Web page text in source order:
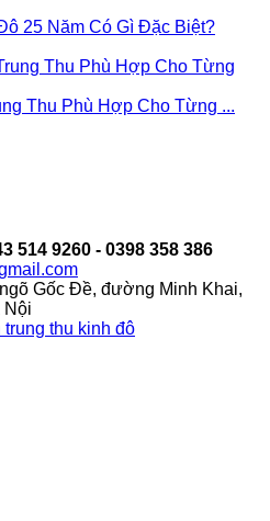
25 Năm Có Gì Đặc Biệt?
Thu Phù Hợp Cho Từng ...
514 9260 - 0398 358 386
Gốc Đề, đường Minh Khai,
Nội
trung thu kinh đô